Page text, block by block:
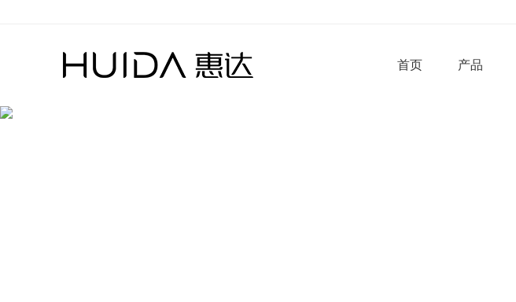
首页 产品